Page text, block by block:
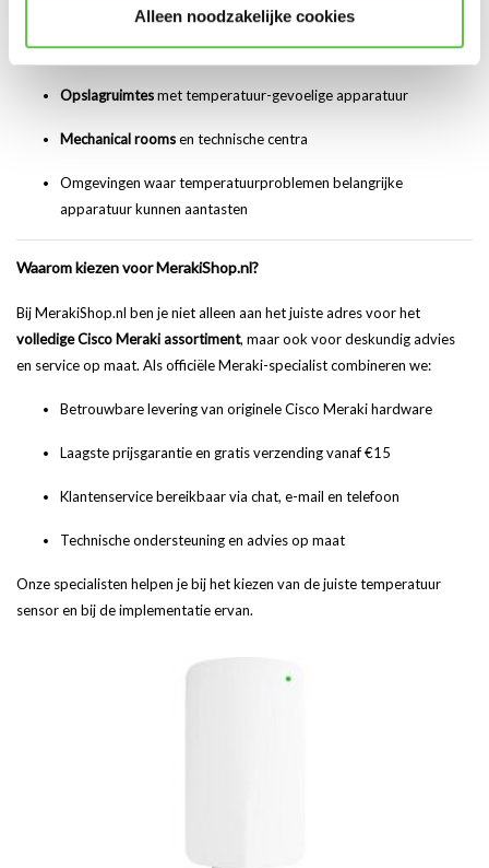
Alleen noodzakelijke cookies
Telecom- en netwerkruimtesvoor veilige operationele
temperatuur
Opslagruimtesmet temperatuur-gevoelige apparatuur
Mechanical roomsen technische centra
Omgevingen waar temperatuurproblemen belangrijke
apparatuur kunnen aantasten
Waarom kiezen voor MerakiShop.nl?
Bij MerakiShop.nl ben je niet alleen aan het juiste adres voor het
volledige Cisco Meraki assortiment, maar ook voor deskundig advies
en service op maat. Als officiële Meraki-specialist combineren we:
Betrouwbare levering van originele Cisco Meraki hardware
Laagste prijsgarantie en gratis verzending vanaf €15
Klantenservice bereikbaar via chat, e-mail en telefoon
Technische ondersteuning en advies op maat
Onze specialisten helpen je bij het kiezen van de juiste temperatuur
sensor en bij de implementatie ervan.